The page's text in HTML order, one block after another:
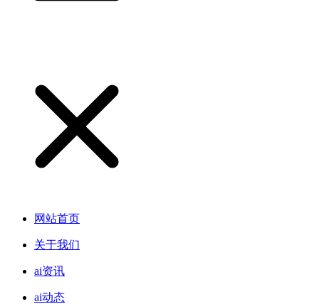
网站首页
关于我们
ai资讯
ai动态